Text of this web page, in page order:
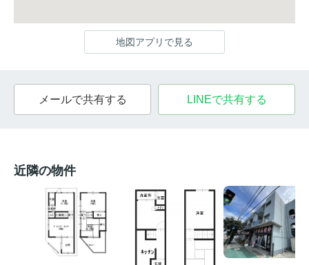
地図アプリで見る
メールで共有する LINEで共有する
近隣の物件